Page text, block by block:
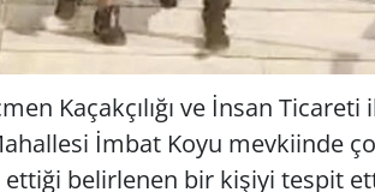
Ka­çak­çı­lı­ğı ve İnsan
İmbat Koyu mev­ki­in­de
et­ti­ği be­lir­le­nen bir ki­şi­yi tes­pit